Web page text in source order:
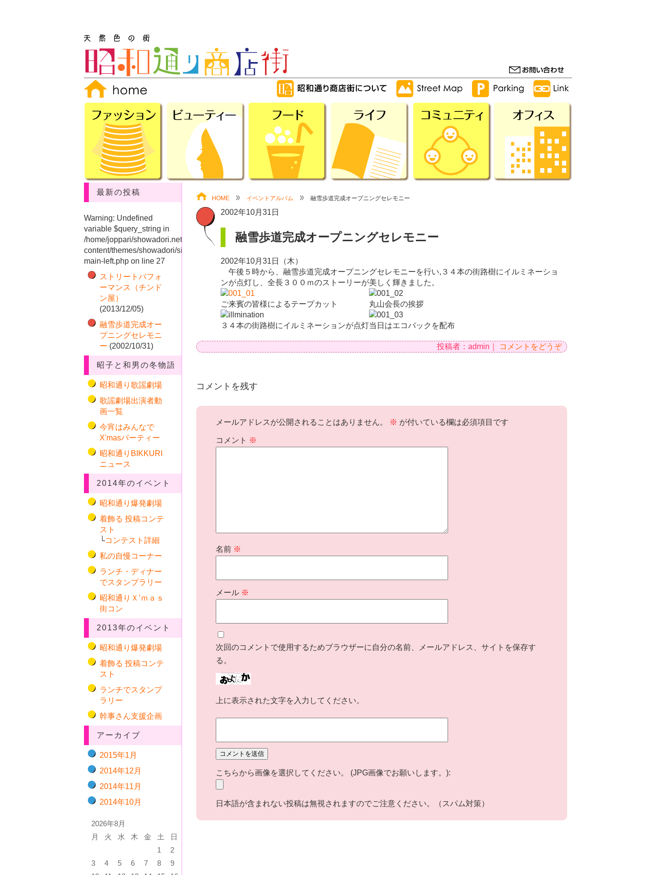
最新の投稿
Warning: Undefined
variable $query_string in
/home/joppari/showadori.net/public_html/shop/wp-
content/themes/showadori/sidebar-
main-left.php on line 27
ストリートパフォ
ーマンス（チンド
ン屋）
(2013/12/05)
融雪歩道完成オー
プニングセレモニ
ー (2002/10/31)
昭子と和男の冬物語
昭和通り歌謡劇場
歌謡劇場出演者動
画一覧
今宵はみんなで
X'masパーティー
昭和通りBIKKURI
ニュース
2014年のイベント
昭和通り爆発劇場
着飾る 投稿コンテ
スト
└コンテスト詳細
私の自慢コーナー
ランチ・ディナー
でスタンプラリー
昭和通りＸ’ｍａｓ
街コン
2013年のイベント
昭和通り爆発劇場
着飾る 投稿コンテ
スト
ランチでスタンプ
ラリー
幹事さん支援企画
アーカイブ
2015年1月
2014年12月
2014年11月
2014年10月
2026年8月
月
火 水 木 金 土
日
1
2
3
4 5 6 7 8
9
HOME イベントアルバム 融雪歩道完成オープニングセレモニー
2002年10月31日
融雪歩道完成オープニングセレモニー
2002年10月31日（木）
午後５時から、融雪歩道完成オープニングセレモニーを行い,３４本の街路樹にイルミネーショ
ンが点灯し、全長３００ｍのストーリーが美しく輝きました。
ご来賓の皆様によるテープカット 丸山会長の挨拶
３４本の街路樹にイルミネーションが点灯当日はエコバックを配布
投稿者：admin｜ コメントをどうぞ
コメントを残す
メールアドレスが公開されることはありません。 ※ が付いている欄は必須項目です
コメント ※
名前 ※
メール ※
次回のコメントで使用するためブラウザーに自分の名前、メールアドレス、サイトを保存す
る。
上に表示された文字を入力してください。
こちらから画像を選択してください。 (JPG画像でお願いします。):
日本語が含まれない投稿は無視されますのでご注意ください。（スパム対策）